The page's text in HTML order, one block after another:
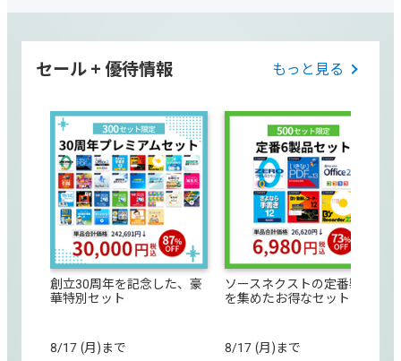
セール + 優待情報 もっと見る
創立30周年を記念した、豪
華特別セット
8/17 (月)まで
ソースネクストの定番製品
を集めたお得なセット
8/17 (月)まで